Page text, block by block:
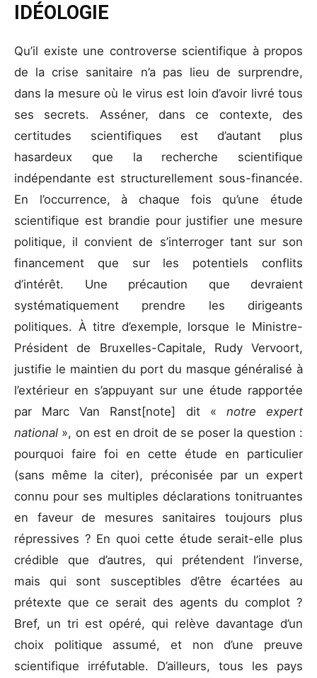
IDÉOLOGIE
Qu’il existe une controverse scientifique à propos
de la crise sanitaire n’a pas lieu de surprendre,
dans la mesure où le virus est loin d’avoir livré tous
ses secrets. Asséner, dans ce contexte, des
certitudes scientifiques est d’autant plus
hasardeux que la recherche scientifique
indépendante est structurellement sous-financée.
En l’occurrence, à chaque fois qu’une étude
scientifique est brandie pour justifier une mesure
politique, il convient de s’interroger tant sur son
financement que sur les potentiels conflits
d’intérêt. Une précaution que devraient
systématiquement prendre les dirigeants
politiques. À titre d’exemple, lorsque le Ministre-
Président de Bruxelles-Capitale, Rudy Vervoort,
justifie le maintien du port du masque généralisé à
l’extérieur en s’appuyant sur une étude rapportée
par Marc Van Ranst[note] dit « notre expert
national », on est en droit de se poser la question :
pourquoi faire foi en cette étude en particulier
(sans même la citer), préconisée par un expert
connu pour ses multiples déclarations tonitruantes
en faveur de mesures sanitaires toujours plus
répressives ? En quoi cette étude serait-elle plus
crédible que d’autres, qui prétendent l’inverse,
mais qui sont susceptibles d’être écartées au
prétexte que ce serait des agents du complot ?
Bref, un tri est opéré, qui relève davantage d’un
choix politique assumé, et non d’une preuve
scientifique irréfutable. D’ailleurs, tous les pays